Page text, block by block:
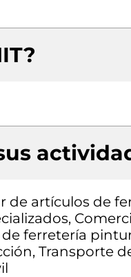
de artículos de
ferretería
Transporte